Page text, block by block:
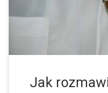
krokiem jest zwrócenie
według nas jedynym
Jak